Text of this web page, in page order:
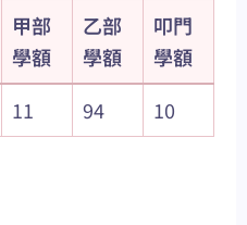
甲部
學額
乙部
學額
叩門
學額
11 94 10